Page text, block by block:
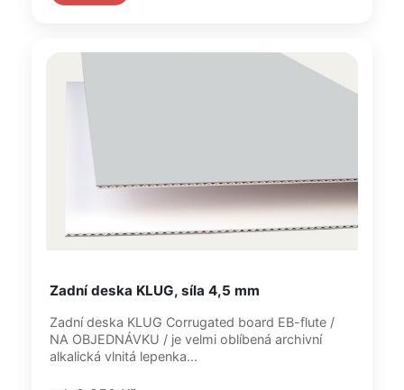
Zadní deska KLUG, síla 4,5 mm
Zadní deska KLUG Corrugated board EB-flute /
NA OBJEDNÁVKU / je velmi oblíbená archivní
alkalická vlnitá lepenka...